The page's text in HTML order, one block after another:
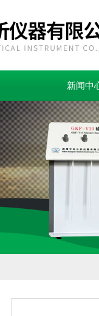
新闻中